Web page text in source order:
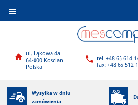

 ul. Łąkowa 4a
64-000 Kościan
Polska
 tel. +48 65 614
fax: +48 65 512
Wysyłka w dniu
zamówienia